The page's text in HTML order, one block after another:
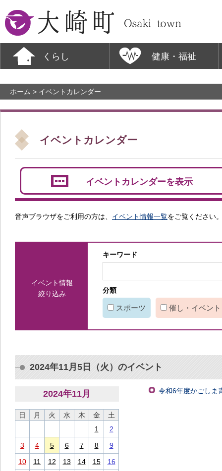
大崎町
くらし 健康・福祉
ホーム > イベントカレンダー
イベントカレンダー
イベントカレンダーを表示
音声ブラウザをご利用の方は、 イベント情報一覧をご覧ください
イベント情報
絞り込み
キーワード
分類
スポーツ 催し・イベント
2024年11月5日（火）のイベント
2024年11月
日 月 火 水 木 金
土
1
2
3 4 5 6 7 8 9
10 11 12 13 14 15 16
令和6年度かごしま